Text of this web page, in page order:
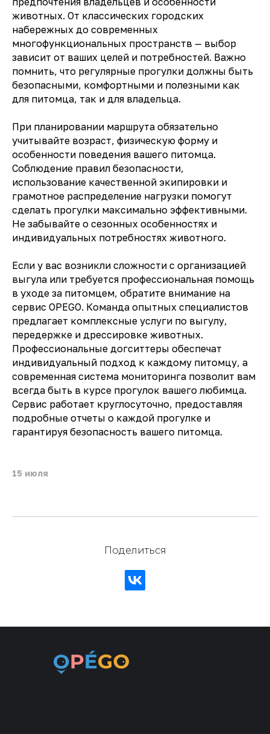
животных. От классических городских
набережных до современных
многофункциональных пространств — выбор
зависит от ваших целей и потребностей. Важно
помнить, что регулярные прогулки должны быть
безопасными, комфортными и полезными как
для питомца, так и для владельца.
При планировании маршрута обязательно
учитывайте возраст, физическую форму и
особенности поведения вашего питомца.
Соблюдение правил безопасности,
использование качественной экипировки и
грамотное распределение нагрузки помогут
сделать прогулки максимально эффективными.
Не забывайте о сезонных особенностях и
индивидуальных потребностях животного.
Если у вас возникли сложности с организацией
выгула или требуется профессиональная помощь
в уходе за питомцем, обратите внимание на
сервис OPEGO. Команда опытных специалистов
предлагает комплексные услуги по выгулу,
передержке и дрессировке животных.
Профессиональные догситтеры обеспечат
индивидуальный подход к каждому питомцу, а
современная система мониторинга позволит вам
всегда быть в курсе прогулок вашего любимца.
Сервис работает круглосуточно, предоставляя
подробные отчеты о каждой прогулке и
гарантируя безопасность вашего питомца.
15 июля
Поделиться